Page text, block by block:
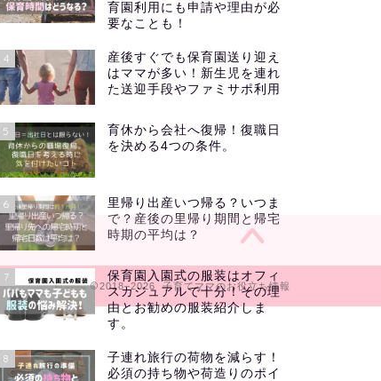
育園利用にも申請や理由が必
要なことも！
4
産後すぐでも保育園送り迎え
はママが多い！新生児を連れ
た送迎手段やファミサポ利用
5
育休から会社へ復帰！復職日
を決める4つの条件。
6
里帰り出産いつ帰る？いつま
で？産後の里帰り期間と帰宅
時期の平均は？
7
保育園入園式の服装はオフィ
スカジュアルで十分！その理
由とお勧めの服装紹介しま
す。
8
子連れ旅行の荷物を減らす！
必須の持ち物や荷造りのポイ
2018–2026 子育てママのお役立ち情報